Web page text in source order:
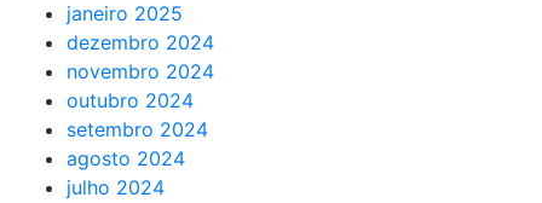
janeiro 2025
dezembro 2024
novembro 2024
outubro 2024
setembro 2024
agosto 2024
julho 2024